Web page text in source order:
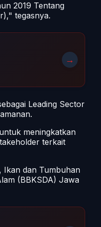
2019 Tentang
tegasnya.
→
Leading Sector
meningkatkan
terkait
Ikan dan Tumbuhan
(BBKSDA) Jawa